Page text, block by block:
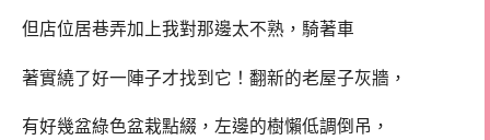
但店位居巷弄加上我對那邊太不熟，騎著車
著實繞了好一陣子才找到它！翻新的老屋子灰牆，
有好幾盆綠色盆栽點綴，左邊的樹懶低調倒吊，